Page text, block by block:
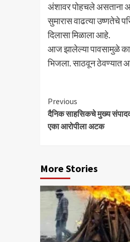
अंशावर पोहचले असताना
सुमारास वाढत्या उष्णतेचे
दिलासा मिळाला आहे.
आज झालेल्या पावसामुळे
भिजला. साठवून ठेवण्यात
Continue
Reading
Previous
दैनिक साहसिकचे मुख्य
एका आरोपीला अटक
More Stories